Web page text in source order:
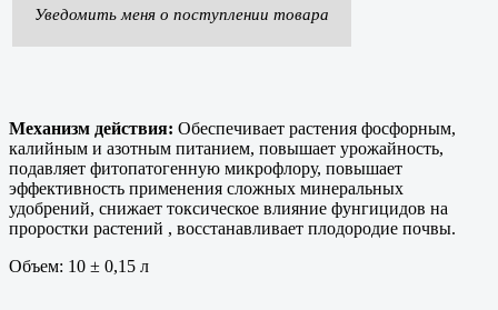
Уведомить меня о поступлении товара
Механизм действия: Обеспечивает растения фосфорным,
калийным и азотным питанием, повышает урожайность,
подавляет фитопатогенную микрофлору, повышает
эффективность применения сложных минеральных
удобрений, снижает токсическое влияние фунгицидов на
проростки растений , восстанавливает плодородие почвы.
Объем: 10 ± 0,15 л